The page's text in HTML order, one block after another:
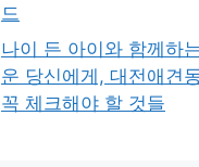
드
나이 든 아이와 함께하
운 당신에게, 대전애견
꼭 체크해야 할 것들